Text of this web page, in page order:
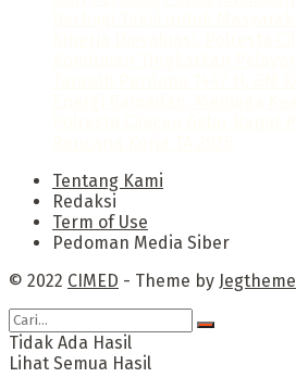
Tentang Kami
Redaksi
Term of Use
Pedoman Media Siber
© 2022 CIMED - Theme by Jegtheme
Tidak Ada Hasil
Lihat Semua Hasil